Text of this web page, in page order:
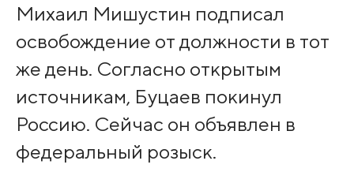
Михаил Мишустин подписал
освобождение от должности в тот
же день. Согласно открытым
источникам, Буцаев покинул
Россию. Сейчас он объявлен в
федеральный розыск.